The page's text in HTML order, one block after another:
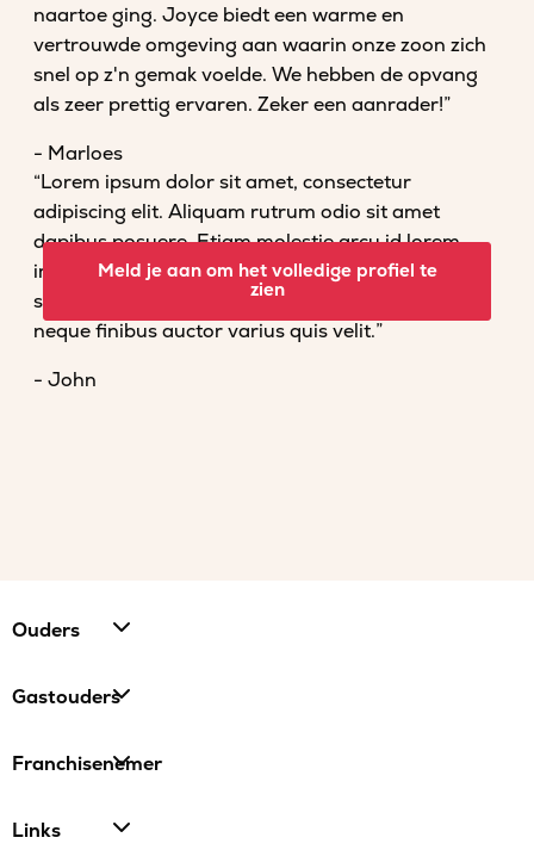
naartoe ging. Joyce biedt een warme en
vertrouwde omgeving aan waarin onze zoon zich
snel op z'n gemak voelde. We hebben de opvang
als zeer prettig ervaren. Zeker een aanrader!”
- Marloes
“Lorem ipsum dolor sit amet, consectetur
adipiscing elit. Aliquam rutrum odio sit amet
dapibus posuere. Etiam molestie arcu id lorem
imperdiet convallis. Fusce venenatis nisl nec dolor
scelerisque tempor. Vestibulum et magna vel
neque finibus auctor varius quis velit.”
- John
Meld je aan om het volledige profiel te
zien
Ouders
Gastouders
Franchisenemer
Links